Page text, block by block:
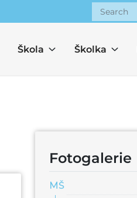
Škola Školka
Fotogalerie
MŠ